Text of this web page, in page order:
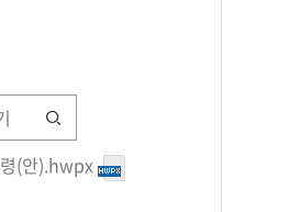
(안).hwpx